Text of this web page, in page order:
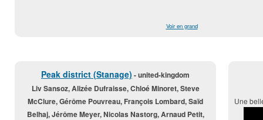
Voir en grand
Peak district (Stanage) - united-kingdom
Liv Sansoz, Alizée Dufraisse, Chloé Minoret, Steve
McClure, Gérôme Pouvreau, François Lombard, Saïd
Belhaj, Jérôme Meyer, Nicolas Nastorg, Arnaud Petit,
Une